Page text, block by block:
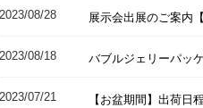
2023/08/28 展示会出展のご案内
2023/08/18 バブルジェリーパッ
2023/07/21 【お盆期間】出荷日